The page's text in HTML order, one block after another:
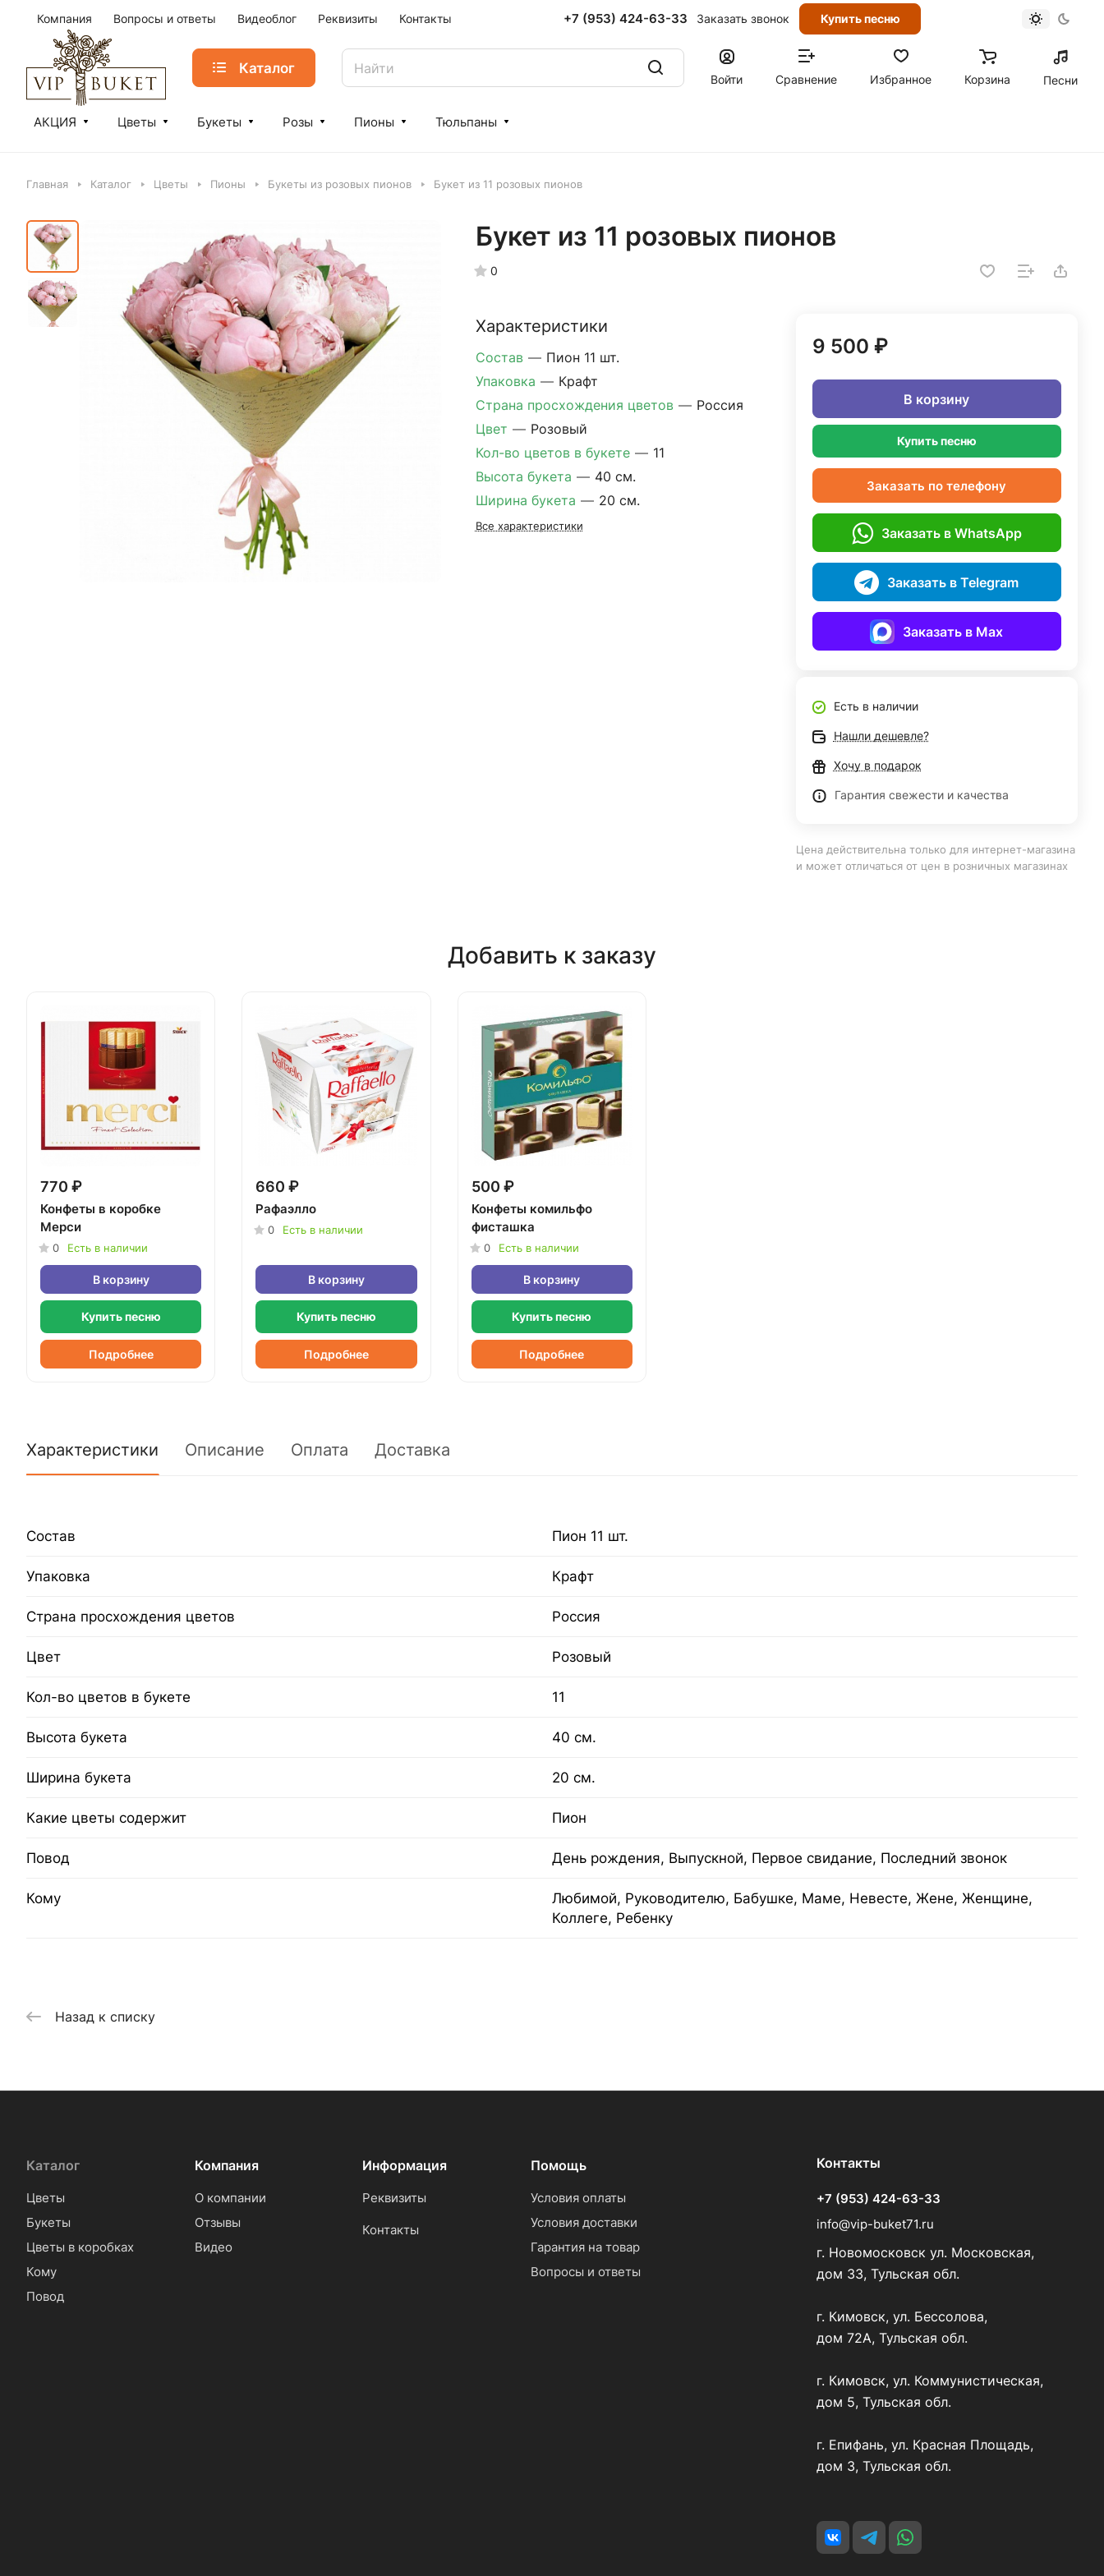
Компания Вопросы и ответы Видеоблог Реквизиты Контакты +7 (953) 424-63-33 Заказать звонок Купить песню
Каталог
Войти Сравнение Избранное Корзина Песни
АКЦИЯ Цветы Букеты Розы Пионы Тюльпаны
Главная Каталог Цветы Пионы Букеты из розовых пионов Букет из 11 розовых пионов
Букет из 11 розовых пионов
0
Характеристики
Состав — Пион 11 шт.
Упаковка — Крафт
Страна просхождения цветов — Россия
Цвет — Розовый
Кол-во цветов в букете — 11
Высота букета — 40 см.
Ширина букета — 20 см.
Все характеристики
9 500 ₽
В корзину
Купить песню
Заказать по телефону
Заказать в WhatsApp
Заказать в Telegram
Заказать в Max
Есть в наличии
Нашли дешевле?
Хочу в подарок
Гарантия свежести и качества
Цена действительна только для интернет-магазина
и может отличаться от цен в розничных магазинах
Добавить к заказу
770 ₽
Конфеты в коробке
Мерси
0 Есть в наличии
В корзину
Купить песню
Подробнее
660 ₽
Рафаэлло
0 Есть в наличии
В корзину
Купить песню
Подробнее
500 ₽
Конфеты комильфо
фисташка
0 Есть в наличии
В корзину
Купить песню
Подробнее
Характеристики Описание Оплата Доставка
Состав Пион 11 шт.
Упаковка Крафт
Страна просхождения цветов Россия
Цвет Розовый
Кол-во цветов в букете 11
Высота букета 40 см.
Ширина букета 20 см.
Какие цветы содержит Пион
Повод День рождения, Выпускной, Первое свидание, Последний звонок
Кому
Любимой, Руководителю, Бабушке, Маме, Невесте, Жене, Женщине,
Коллеге, Ребенку
Назад к списку
Каталог
Цветы
Букеты
Цветы в коробках
Кому
Повод
Компания
О компании
Отзывы
Видео
Информация
Реквизиты
Контакты
Помощь
Условия оплаты
Условия доставки
Гарантия на товар
Вопросы и ответы
Контакты
+7 (953) 424-63-33
info@vip-buket71.ru
г. Новомосковск ул. Московская,
дом 33, Тульская обл.
г. Кимовск, ул. Бессолова,
дом 72А, Тульская обл.
г. Кимовск, ул. Коммунистическая,
дом 5, Тульская обл.
г. Епифань, ул. Красная Площадь,
дом 3, Тульская обл.